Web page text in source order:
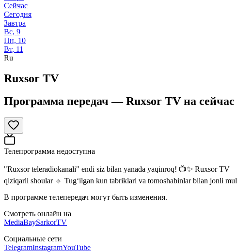
Сейчас
Сегодня
Завтра
Вс, 9
Пн, 10
Вт, 11
Ru
Ruxsor TV
Программа передач —Ruxsor TV на сейчас
Телепрограмма недоступна
"Ruxsor teleradiokanali" endi siz bilan yanada yaqinroq! 📺✨ Ruxsor TV
qiziqarli shoular 🔹 Tug‘ilgan kun tabriklari va tomoshabinlar bilan jonli
В программе телепередач могут быть изменения.
Смотреть онлайн на
MediaBaySarkorTV
Социальные сети
TelegramInstagramYouTube